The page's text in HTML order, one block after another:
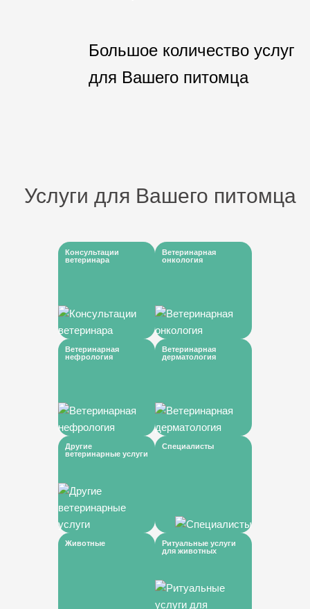
Большое количество услуг
для Вашего питомца
Услуги для Вашего питомца
Консультации
ветеринара
Ветеринарная
онкология
Ветеринарная
нефрология
Ветеринарная
дерматология
Другие
ветеринарные услуги
Специалисты
Животные
Ритуальные услуги
для животных